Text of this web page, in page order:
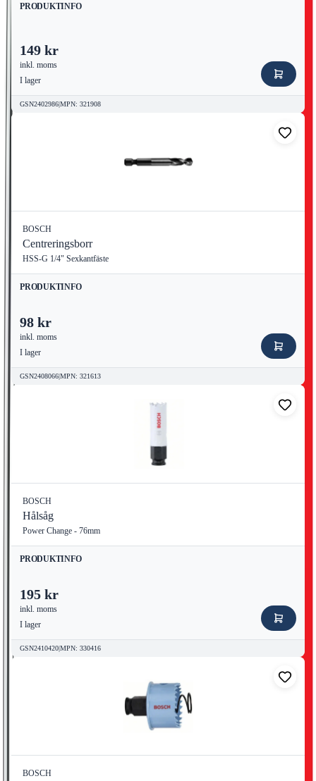
PRODUKTINFO
149 kr
inkl. moms
I lager
GSN2402986|MPN: 321908
BOSCH
Centreringsborr
HSS-G 1/4" Sexkantfäste
PRODUKTINFO
98 kr
inkl. moms
I lager
GSN2408066|MPN: 321613
BOSCH
Hålsåg
Power Change - 76mm
PRODUKTINFO
195 kr
inkl. moms
I lager
GSN2410420|MPN: 330416
BOSCH